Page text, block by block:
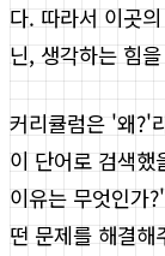
다. 따라서 이곳
닌, 생각하는 힘
커리큘럼은 '왜?'
이 단어로 검색
이유는 무엇인가
떤 문제를 해결